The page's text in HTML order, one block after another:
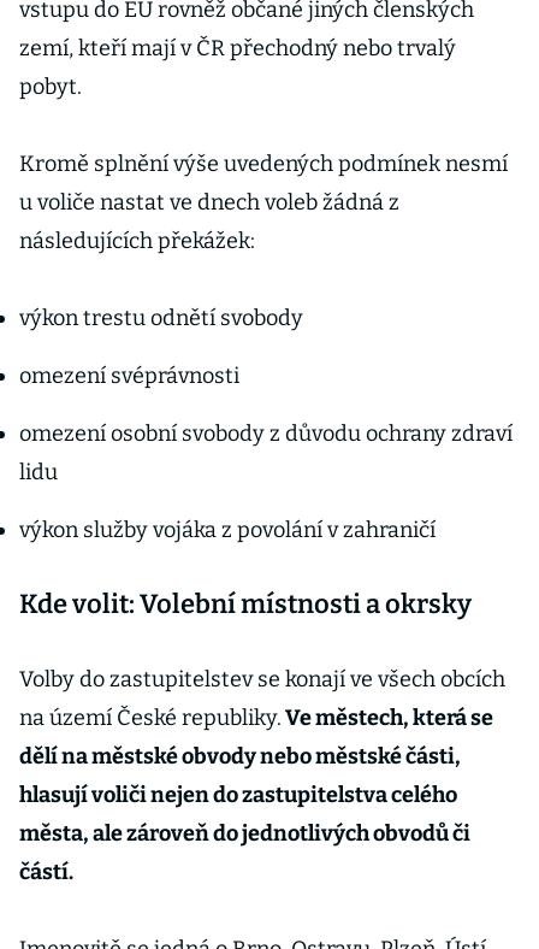
vstupu do EU rovněž občané jiných členských
zemí, kteří mají v ČR přechodný nebo trvalý
pobyt.
Kromě splnění výše uvedených podmínek nesmí
u voliče nastat ve dnech voleb žádná z
následujících překážek:
výkon trestu odnětí svobody
omezení svéprávnosti
omezení osobní svobody z důvodu ochrany zdraví
lidu
výkon služby vojáka z povolání v zahraničí
Kde volit: Volební místnosti a okrsky
Volby do zastupitelstev se konají ve všech obcích
na území České republiky.Ve městech, která se
dělí na městské obvody nebo městské části,
hlasují voliči nejen do zastupitelstva celého
města, ale zároveň do jednotlivých obvodů či
částí.